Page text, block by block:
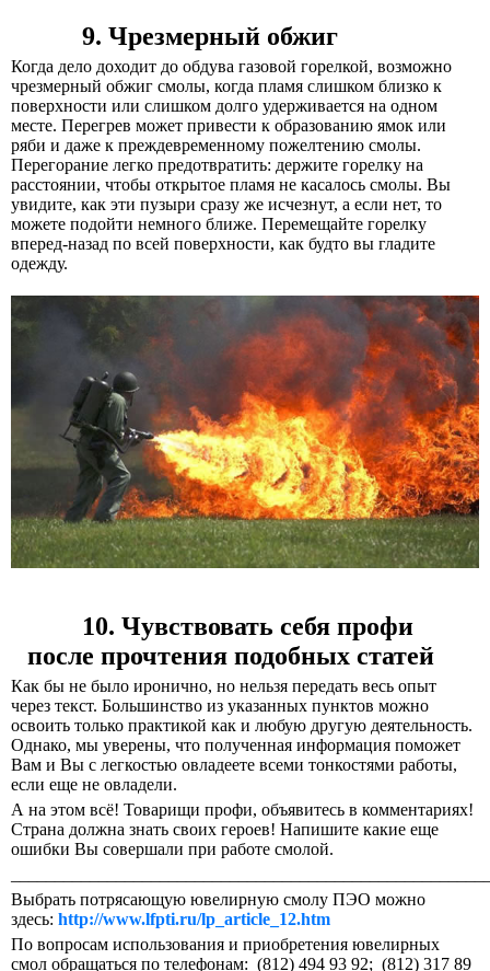
9. Чрезмерный обжиг
Когда дело доходит до обдува газовой горелкой, возможно
чрезмерный обжиг смолы, когда пламя слишком близко к
поверхности или слишком долго удерживается на одном
месте. Перегрев может привести к образованию ямок или
ряби и даже к преждевременному пожелтению смолы.
Перегорание легко предотвратить: держите горелку на
расстоянии, чтобы открытое пламя не касалось смолы. Вы
увидите, как эти пузыри сразу же исчезнут, а если нет, то
можете подойти немного ближе. Перемещайте горелку
вперед-назад по всей поверхности, как будто вы гладите
одежду.
10. Чувствовать себя профи
после прочтения подобных статей
Как бы не было иронично, но нельзя передать весь опыт
через текст. Большинство из указанных пунктов можно
освоить только практикой как и любую другую деятельность.
Однако, мы уверены, что полученная информация поможет
Вам и Вы с легкостью овладеете всеми тонкостями работы,
если еще не овладели.
А на этом всё! Товарищи профи, объявитесь в комментариях!
Страна должна знать своих героев! Напишите какие еще
ошибки Вы совершали при работе смолой.
Выбрать потрясающую ювелирную смолу ПЭО можно
здесь: http://www.lfpti.ru/lp_article_12.htm
По вопросам использования и приобретения ювелирных
смол обращаться по телефонам: (812) 494 93 92; (812) 317 89